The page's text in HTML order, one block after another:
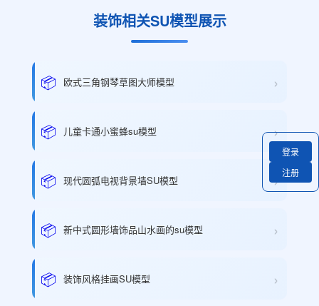
装饰相关SU模型展示
📦 欧式三角钢琴草图大师模型 ›
📦 儿童卡通小蜜蜂su模型 ›
📦 现代圆弧电视背景墙SU模型 ›
📦 新中式圆形墙饰品山水画的su模型 ›
📦 装饰风格挂画SU模型 ›
登录
注册